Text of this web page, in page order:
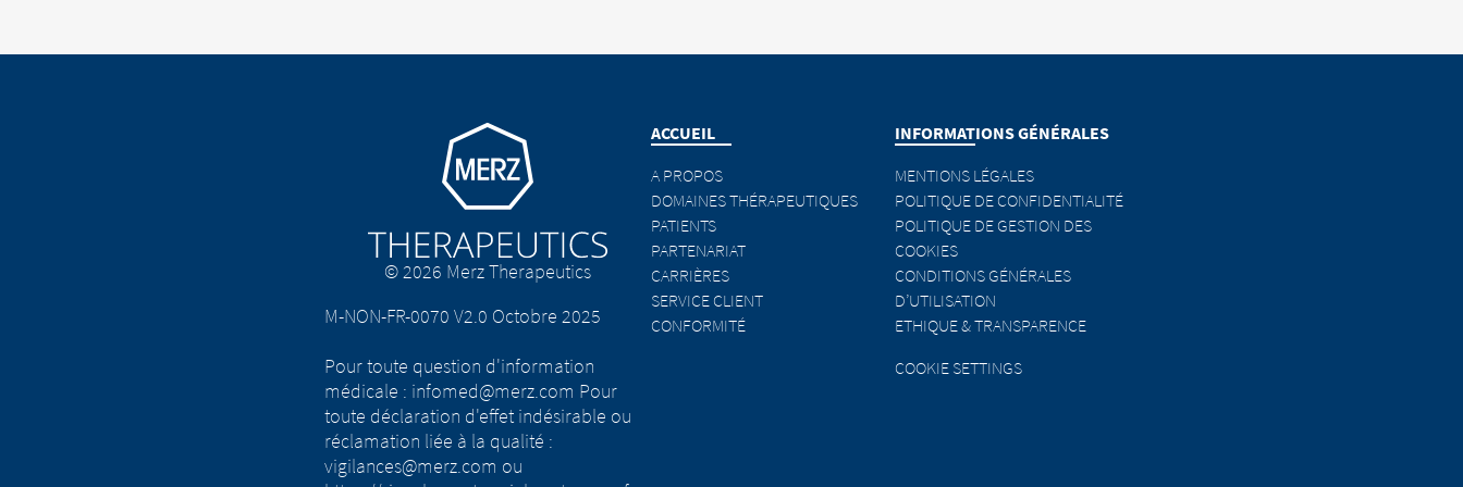
Go to homepage
© 2026 Merz Therapeutics
M-NON-FR-0070 V2.0 Octobre 2025
Pour toute question d'information
médicale : infomed@merz.com Pour
toute déclaration d'effet indésirable ou
réclamation liée à la qualité :
vigilances@merz.com ou
ACCUEIL
A PROPOS
DOMAINES THÉRAPEUTIQUES
PATIENTS
PARTENARIAT
CARRIÈRES
SERVICE CLIENT
CONFORMITÉ
INFORMATIONS GÉNÉRALES
MENTIONS LÉGALES
POLITIQUE DE CONFIDENTIALITÉ
POLITIQUE DE GESTION DES
COOKIES
CONDITIONS GÉNÉRALES
D’UTILISATION
ETHIQUE & TRANSPARENCE
COOKIE SETTINGS